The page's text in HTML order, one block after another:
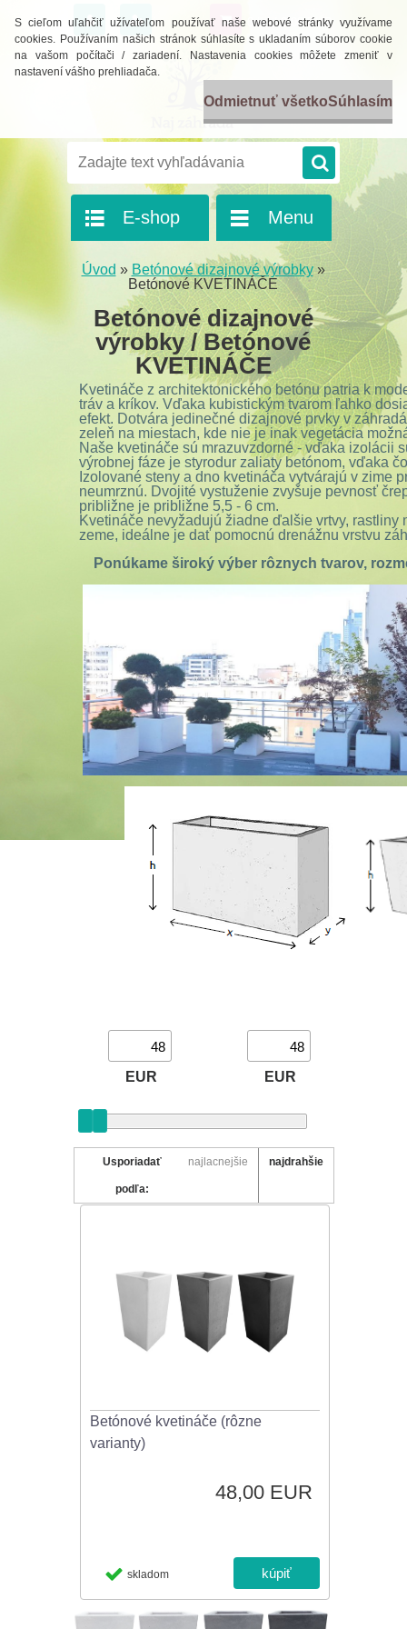
S cieľom uľahčiť užívateľom používať naše webové stránky využívame
cookies. Používaním našich stránok súhlasíte s ukladaním súborov cookie
na vašom počítači / zariadení. Nastavenia cookies môžete zmeniť v
nastavení vášho prehliadača.
Odmietnuť všetkoSúhlasím
0 ks / 0,00 EUR
E-shop Menu
Úvod » Betónové dizajnové výrobky »
Betónové KVETINÁČE
Betónové dizajnové
výrobky / Betónové
KVETINÁČE
Kvetináče z architektonického betónu patria k
tráv a kríkov. Vďaka kubistickým tvarom ľahko
efekt. Dotvára jedinečné dizajnové prvky v
zeleň na miestach, kde nie je inak vegetácia
Naše kvetináče sú mrazuvzdorné - vďaka izolácii
výrobnej fáze je styrodur zaliaty betónom, vďaka
Izolované steny a dno kvetináča vytvárajú v zime
neumrznú. Dvojité vystuženie zvyšuje pevnosť
približne je približne 5,5 - 6 cm.
Kvetináče nevyžadujú žiadne ďalšie vrtvy, rastliny
zeme, ideálne je dať pomocnú drenážnu vrstvu
Ponúkame široký výber rôznych tvarov,
EUR EUR
Usporiadať
podľa:
najlacnejšie najdrahšie
Betónové kvetináče (rôzne
varianty)
48,00 EUR
skladom